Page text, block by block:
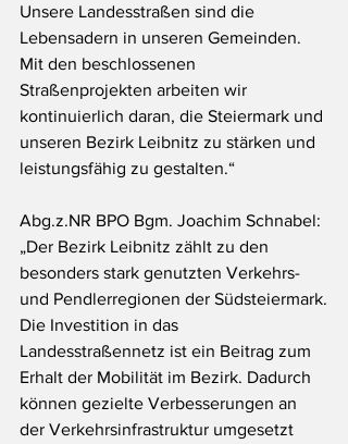
Unsere Landesstraßen sind die
Lebensadern in unseren Gemeinden.
Mit den beschlossenen
Straßenprojekten arbeiten wir
kontinuierlich daran, die Steiermark und
unseren Bezirk Leibnitz zu stärken und
leistungsfähig zu gestalten.“
Abg.z.NR BPO Bgm. Joachim Schnabel:
„Der Bezirk Leibnitz zählt zu den
besonders stark genutzten Verkehrs-
und Pendlerregionen der Südsteiermark.
Die Investition in das
Landesstraßennetz ist ein Beitrag zum
Erhalt der Mobilität im Bezirk. Dadurch
können gezielte Verbesserungen an
der Verkehrsinfrastruktur umgesetzt